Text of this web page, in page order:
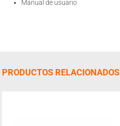
Manual de usuario
PRODUCTOS RELACIONADOS